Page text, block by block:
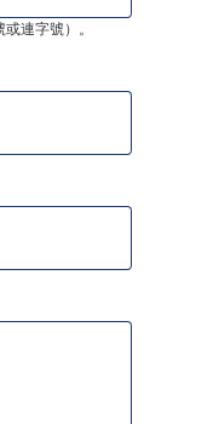
連字號）。